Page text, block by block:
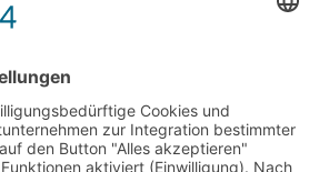
zurück?
das nicht hilft?